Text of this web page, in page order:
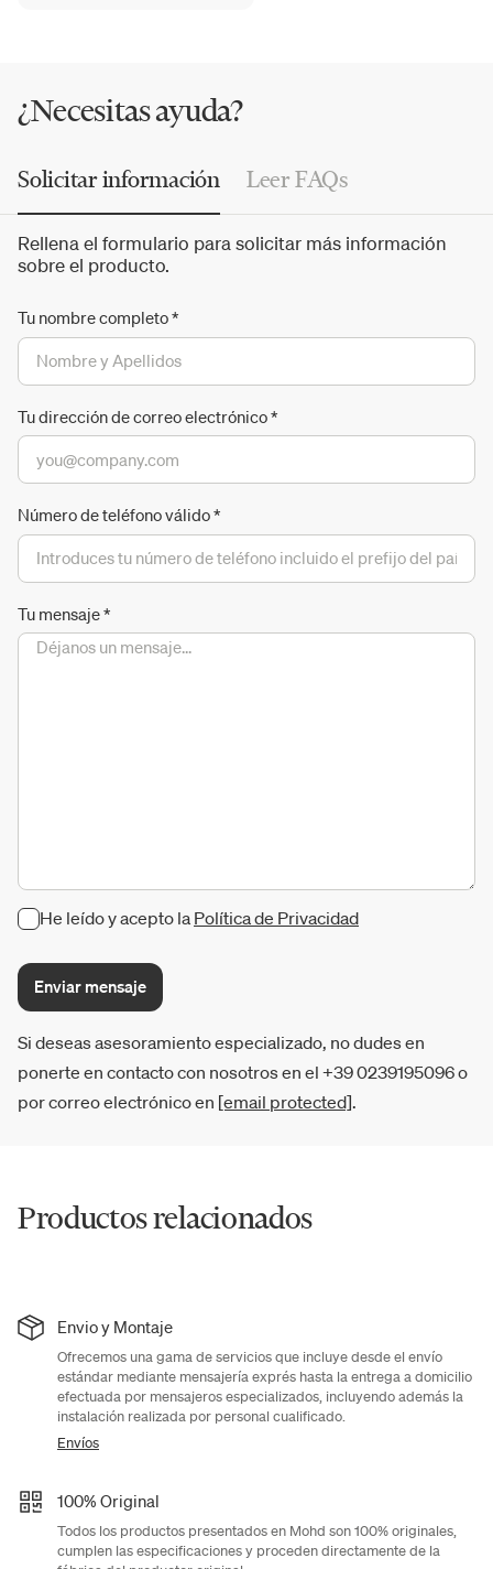
y sofisticados.
¿Necesitas ayuda?
Solicitar información Leer FAQs
Rellena el formulario para solicitar más información
sobre el producto.
Tu nombre completo*
Tu dirección de correo electrónico*
Número de teléfono válido*
Tu mensaje*
He leído y acepto la Política de Privacidad
Enviar mensaje
Si deseas asesoramiento especializado, no dudes en
ponerte en contacto con nosotros en el +39 0239195096 o
por correo electrónico en [email protected].
Productos relacionados
Envio y Montaje
Ofrecemos una gama de servicios que incluye desde el envío
estándar mediante mensajería exprés hasta la entrega a domicilio
efectuada por mensajeros especializados, incluyendo además la
instalación realizada por personal cualificado.
Envíos
100% Original
Todos los productos presentados en Mohd son 100% originales,
cumplen las especificaciones y proceden directamente de la